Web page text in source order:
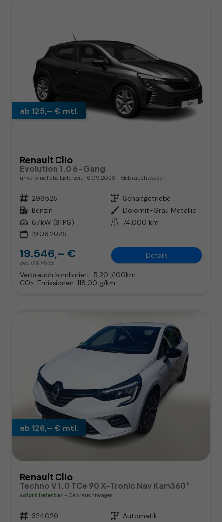
ab 125,– € mtl.
Renault Clio
Evolution 1.0 6-Gang
unverbindliche Lieferzeit: 16.09.2026 Gebrauchtwagen
Fahrzeugnr. 298526 Getriebe Schaltgetriebe
Kraftstoff Benzin Außenfarbe Dolomit-Grau Metallic
Leistung 67 kW (91 PS) Kilometerstand 74.000 km
19.06.2025
19.546,– €
incl. 19% MwSt.
Details
Verbrauch kombiniert: 5,20 l/100km
CO2-Emissionen: 118,00 g/km
ab 126,– € mtl.
Renault Clio
Techno V 1.0 TCe 90 X-Tronic Nav Kam360°
sofort lieferbar Gebrauchtwagen
Fahrzeugnr. 324020 Getriebe Automatik